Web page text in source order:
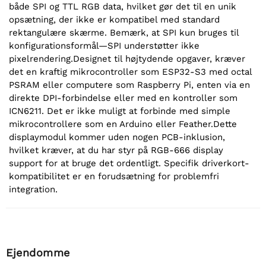
både SPI og TTL RGB data, hvilket gør det til en unik
opsætning, der ikke er kompatibel med standard
rektangulære skærme. Bemærk, at SPI kun bruges til
konfigurationsformål—SPI understøtter ikke
pixelrendering.Designet til højtydende opgaver, kræver
det en kraftig mikrocontroller som ESP32-S3 med octal
PSRAM eller computere som Raspberry Pi, enten via en
direkte DPI-forbindelse eller med en kontroller som
ICN6211. Det er ikke muligt at forbinde med simple
mikrocontrollere som en Arduino eller Feather.Dette
displaymodul kommer uden nogen PCB-inklusion,
hvilket kræver, at du har styr på RGB-666 display
support for at bruge det ordentligt. Specifik driverkort-
kompatibilitet er en forudsætning for problemfri
integration.
Ejendomme